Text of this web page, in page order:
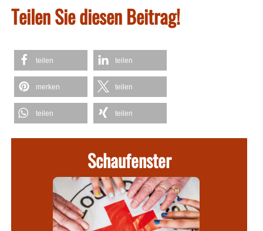
Teilen Sie diesen Beitrag!
teilen teilen
merken teilen
teilen teilen
Schaufenster